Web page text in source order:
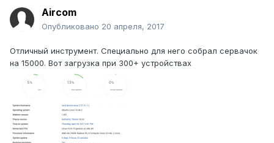
Aircom
Опубликовано 20 апреля, 2017
Отличный инструмент. Специально для него собрал сервачок
на 15000. Вот загрузка при 300+ устройствах